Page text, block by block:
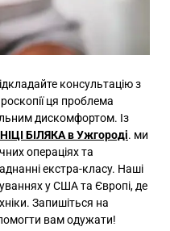
консультацію з
ця проблема
дискомфортом. Із
БІЛЯКА в Ужгороді. ми
операціях та
екстра-класу. Наші
у США та Європі, де
Запишіться на
вам одужати!